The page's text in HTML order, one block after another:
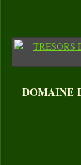
DOMAINE